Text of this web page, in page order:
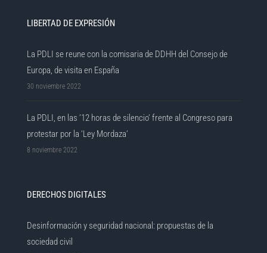
LIBERTAD DE EXPRESIÓN
La PDLI se reune con la comisaria de DDHH del Consejo de
Europa, de visita en España
30 noviembre 2022
La PDLI, en las ’12 horas de silencio’ frente al Congreso para
protestar por la ‘Ley Mordaza’
8 noviembre 2022
DERECHOS DIGITALES
Desinformación y seguridad nacional: propuestas de la
sociedad civil